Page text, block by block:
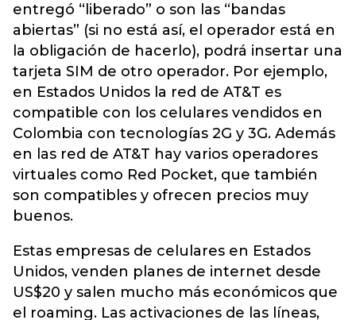
entregó “liberado” o son las “bandas
abiertas” (si no está así, el operador está en
la obligación de hacerlo), podrá insertar una
tarjeta SIM de otro operador. Por ejemplo,
en Estados Unidos la red de AT&T es
compatible con los celulares vendidos en
Colombia con tecnologías 2G y 3G. Además
en las red de AT&T hay varios operadores
virtuales como Red Pocket, que también
son compatibles y ofrecen precios muy
buenos.
Estas empresas de celulares en Estados
Unidos, venden planes de internet desde
US$20 y salen mucho más económicos que
el roaming. Las activaciones de las líneas,